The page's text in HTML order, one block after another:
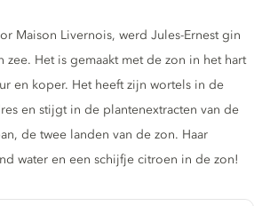
Maison Livernois, werd Jules-Ernest gin
zee. Het is gemaakt met de zon in het hart
en koper. Het heeft zijn wortels in de
en stijgt in de plantenextracten van de
de twee landen van de zon. Haar
water en een schijfje citroen in de zon!